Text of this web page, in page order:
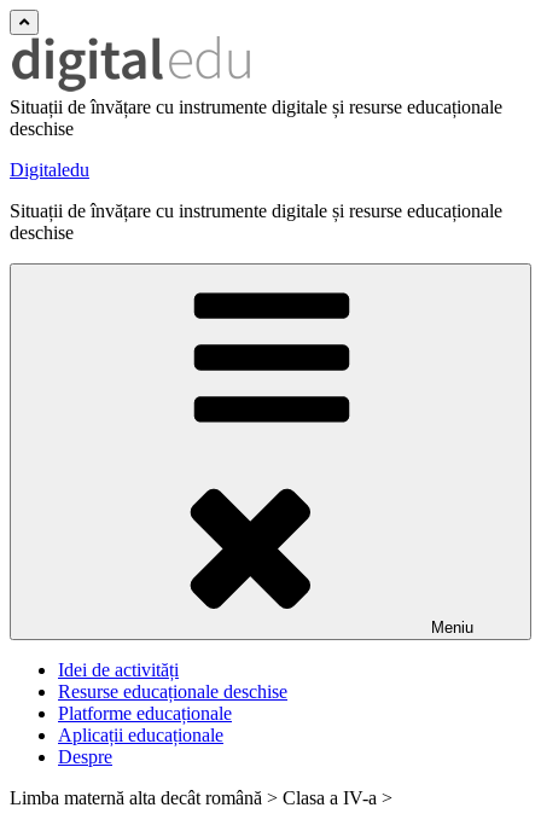
Situații de învățare cu instrumente digitale și resurse educaționale
deschise
Digitaledu
Situații de învățare cu instrumente digitale și resurse educaționale
deschise
Meniu
Idei de activități
Resurse educaționale deschise
Platforme educaționale
Aplicații educaționale
Despre
Limba maternă alta decât română > Clasa a IV-a >